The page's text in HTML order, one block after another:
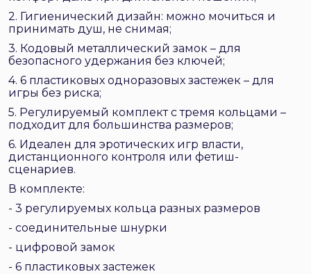
2. Гигиенический дизайн: можно мочиться и
принимать душ, не снимая;
3. Кодовый металлический замок – для
безопасного удержания без ключей;
4. 6 пластиковых одноразовых застежек – для
игры без риска;
5. Регулируемый комплект с тремя кольцами –
подходит для большинства размеров;
6. Идеален для эротических игр власти,
дистанционного контроля или фетиш-
сценариев.
В комплекте:
- 3 регулируемых кольца разных размеров
- соединительные шнурки
- цифровой замок
- 6 пластиковых застежек